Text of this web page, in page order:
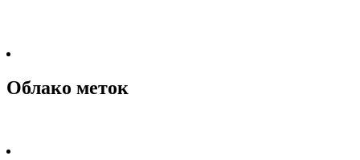
Облако меток